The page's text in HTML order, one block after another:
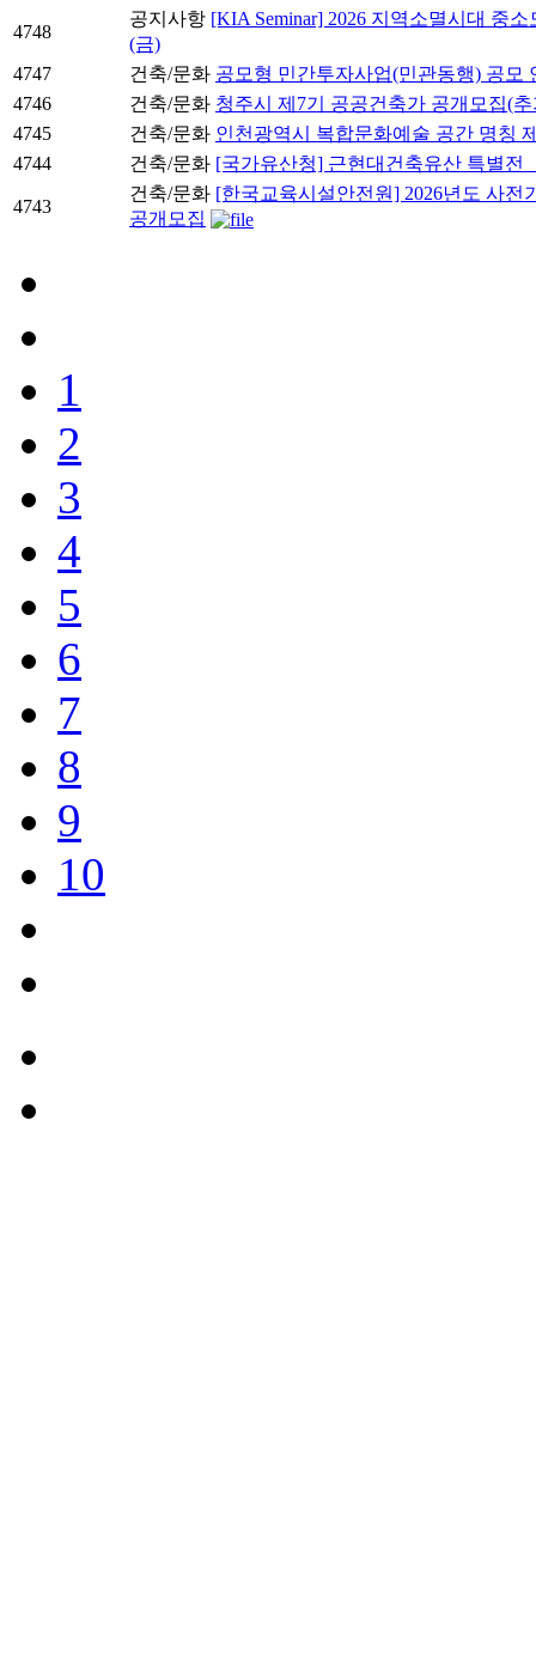
4748
공지사항 [KIA Seminar] 2026 지역소멸시대 중
(금)
4747
건축/문화 공모형 민간투자사업(민관동행) 공모
4746
건축/문화 청주시 제7기 공공건축가 공개모집(
4745
건축/문화 인천광역시 복합문화예술 공간 명칭
4744
건축/문화 [국가유산청] 근현대건축유산 특별전
4743
건축/문화 [한국교육시설안전원] 2026년도 사전
공개모집
1
2
3
4
5
6
7
8
9
10